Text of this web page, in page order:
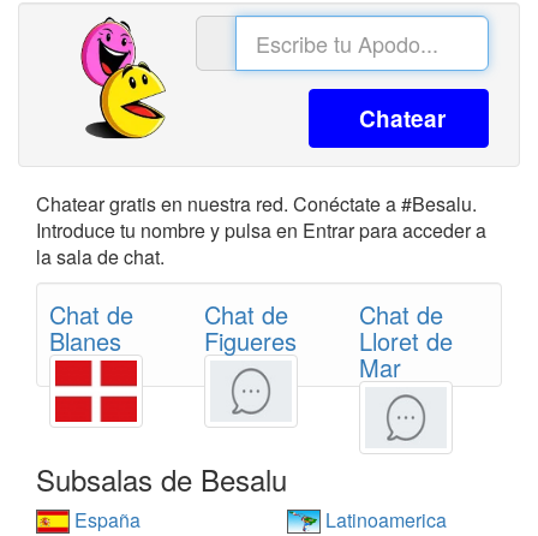
Chatear
Chatear gratis en nuestra red. Conéctate a #Besalu.
Introduce tu nombre y pulsa en Entrar para acceder a
la sala de chat.
Chat de
Blanes
Chat de
Figueres
Chat de
Lloret de
Mar
Subsalas de Besalu
España
Latinoamerica